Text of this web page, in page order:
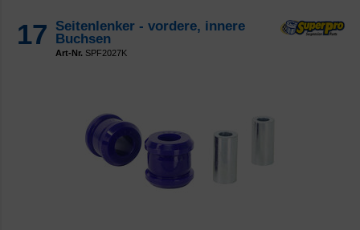
17
Seitenlenker - vordere, innere
Buchsen
Art-Nr. SPF2027K